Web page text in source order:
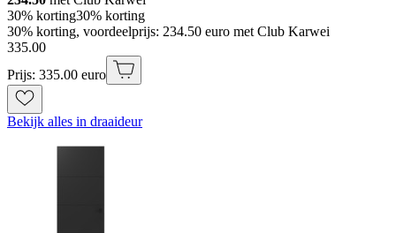
30% korting30% korting
30% korting, voordeelprijs: 234.50 euro met Club Karwei
335.00
Prijs: 335.00 euro
Bekijk alles in draaideur